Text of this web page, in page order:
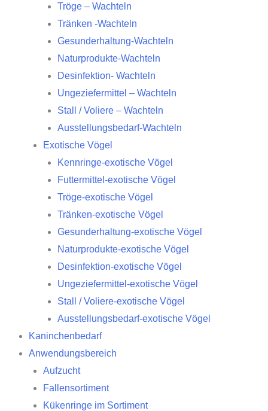
Tröge – Wachteln
Tränken -Wachteln
Gesunderhaltung-Wachteln
Naturprodukte-Wachteln
Desinfektion- Wachteln
Ungeziefermittel – Wachteln
Stall / Voliere – Wachteln
Ausstellungsbedarf-Wachteln
Exotische Vögel
Kennringe-exotische Vögel
Futtermittel-exotische Vögel
Tröge-exotische Vögel
Tränken-exotische Vögel
Gesunderhaltung-exotische Vögel
Naturprodukte-exotische Vögel
Desinfektion-exotische Vögel
Ungeziefermittel-exotische Vögel
Stall / Voliere-exotische Vögel
Ausstellungsbedarf-exotische Vögel
Kaninchenbedarf
Anwendungsbereich
Aufzucht
Fallensortiment
Kükenringe im Sortiment